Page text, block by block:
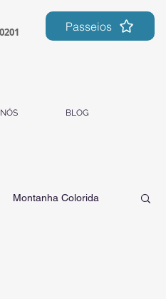
Passeios
BLOG
Montanha Colorida